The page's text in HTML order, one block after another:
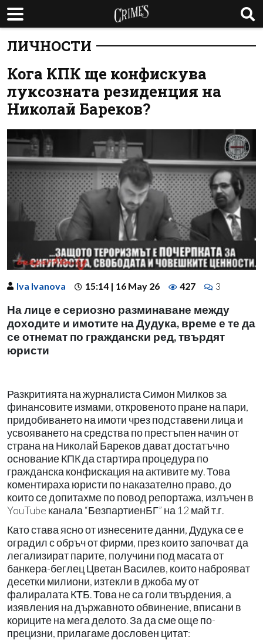
ЛИЧНОСТИ
Кога КПК ще конфискува
луксозната резиденция на
Николай Бареков?
Iva Ivanova 15:14 | 16 May 26 427 3
На лице е сериозно разминаване между
доходите и имотите на Дудука, време е те да
се отнемат по граждански ред, твърдят
юристи
Разкритията на журналиста Симон Милков за
финансовите измами, откровеното пране на пари,
придобиването на имоти чрез подставени лица и
усвояването на средства по престъпен начин от
страна на Николай Бареков дават достатъчно
основание КПК да стартира процедура по
гражданска конфискация на активите му. Това
коментираха юристи по наказателно право, до
които се допитахме по повод репортажа, излъчен в
YouTube канала “БезпартиенБГ” на 12 май т.г.
Като става ясно от изнесените данни, Дудука се е
оградил с обръч от фирми, през които започват да
легализират парите, получини под масата от
банкера-беглец Цветан Василев, които наброяват
десетки милиони, изтекли в джоба му от
фалиралата КТБ. Това не са голи твърдения, а
изявления на държавното обвинение, вписани в
кориците на мега делото. За да сме още по-
прецизни, прилагаме дословен цитат: